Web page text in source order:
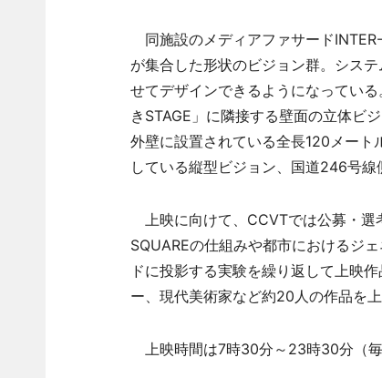
同施設のメディアファサード
が集合した形状のビジョン群。シス
せてデザインできるようになってい
きSTAGE」に隣接する壁面の立体ビ
外壁に設置されている全長120メート
している縦型ビジョン、国道246号線
上映に向けて、CCVTでは公募・選
SQUAREの仕組みや都市におけるジ
ドに投影する実験を繰り返して上映
ー、現代美術家など約20人の作品を上
上映時間は7時30分～23時30分（毎